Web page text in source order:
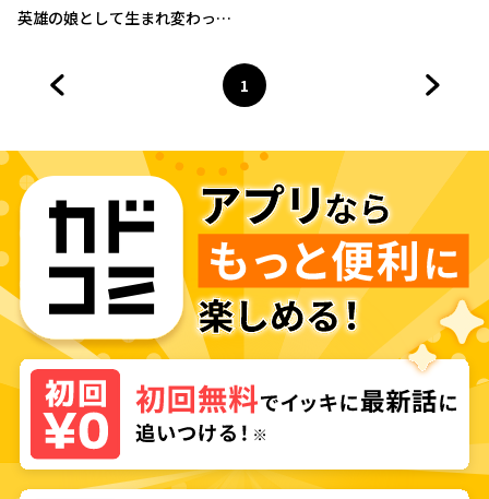
英雄の娘として生まれ変わった
ページ
1
へ